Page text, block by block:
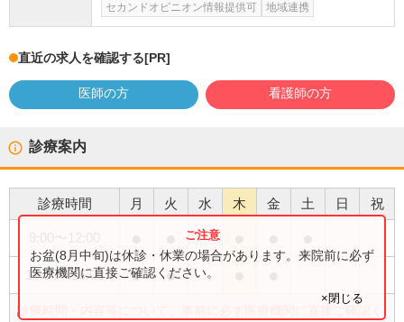
セカンドオピニオン情報提供可
地域連携
直近の求人を確認する[PR]
医師の方 看護師の方
診療案内
診療時間 月 火 水 木 金 土 日 祝
14:00〜16:00 ● ●
診療時間・内容等について、事前に必ず医療機関に直接ご確認く
お盆(8月中旬)は休診・休業の場合があります。来院前に必ず
医療機関に直接ご確認ください。
×閉じる